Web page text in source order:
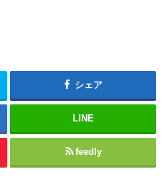
シェア
LINE
feedly